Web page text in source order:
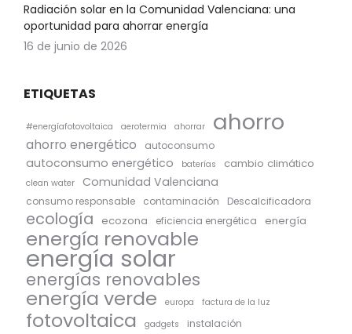
Radiación solar en la Comunidad Valenciana: una
oportunidad para ahorrar energía
16 de junio de 2026
ETIQUETAS
#energíafotovoltaica aerotermia ahorrar ahorro
ahorro energético autoconsumo
autoconsumo energético baterías cambio climático
clean water Comunidad Valenciana
consumo responsable contaminación Descalcificadora
ecología ecozona eficiencia energética energía
energía renovable
energía solar
energías renovables
energía verde europa factura de la luz
fotovoltaica gadgets instalación